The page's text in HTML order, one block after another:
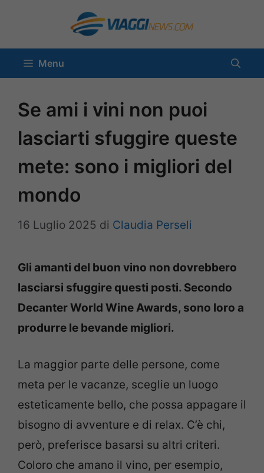
contenuto
Menu
Se ami i vini non puoi
lasciarti sfuggire queste
mete: sono i migliori del
mondo
16 Luglio 2025 di Claudia Perseli
Gli amanti del buon vino non dovrebbero
lasciarsi sfuggire questi posti. Secondo
Decanter World Wine Awards, sono loro a
produrre le bevande migliori.
La maggior parte delle persone, come
meta per le vacanze, sceglie un luogo
esteticamente bello, che possa appagare il
bisogno di avventure e di relax. C’è chi,
però, preferisce basarsi su altri criteri.
Coloro che amano il vino, per esempio,